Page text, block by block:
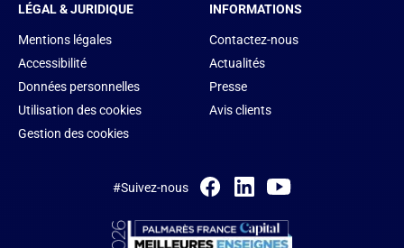
LÉGAL & JURIDIQUE
Mentions légales
Accessibilité
Données personnelles
Utilisation des cookies
Gestion des cookies
INFORMATIONS
Contactez-nous
Actualités
Presse
Avis clients
#Suivez-nous